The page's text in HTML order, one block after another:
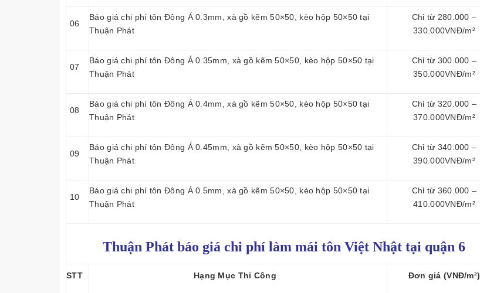
06
Báo giá chi phí tôn Đông Á 0.3mm, xà gồ kẽm 50×50, kèo hộp 50×50 tại
Thuận Phát
Chỉ từ 280.000 –
330.000VNĐ/m²
07
Báo giá chi phí tôn Đông Á 0.35mm, xà gồ kẽm 50×50, kèo hộp 50×50 tại
Thuận Phát
Chỉ từ 300.000 –
350.000VNĐ/m²
08
Báo giá chi phí tôn Đông Á 0.4mm, xà gồ kẽm 50×50, kèo hộp 50×50 tại
Thuận Phát
Chỉ từ 320.000 –
370.000VNĐ/m²
09
Báo giá chi phí tôn Đông Á 0.45mm, xà gồ kẽm 50×50, kèo hộp 50×50 tại
Thuận Phát
Chỉ từ 340.000 –
390.000VNĐ/m²
10
Báo giá chi phí tôn Đông Á 0.5mm, xà gồ kẽm 50×50, kèo hộp 50×50 tại
Thuận Phát
Chỉ từ 360.000 –
410.000VNĐ/m²
Thuận Phát báo giá chi phí làm mái tôn Việt Nhật tại quận 6
STT Hạng Mục Thi Công Đơn giá (VNĐ/m²)